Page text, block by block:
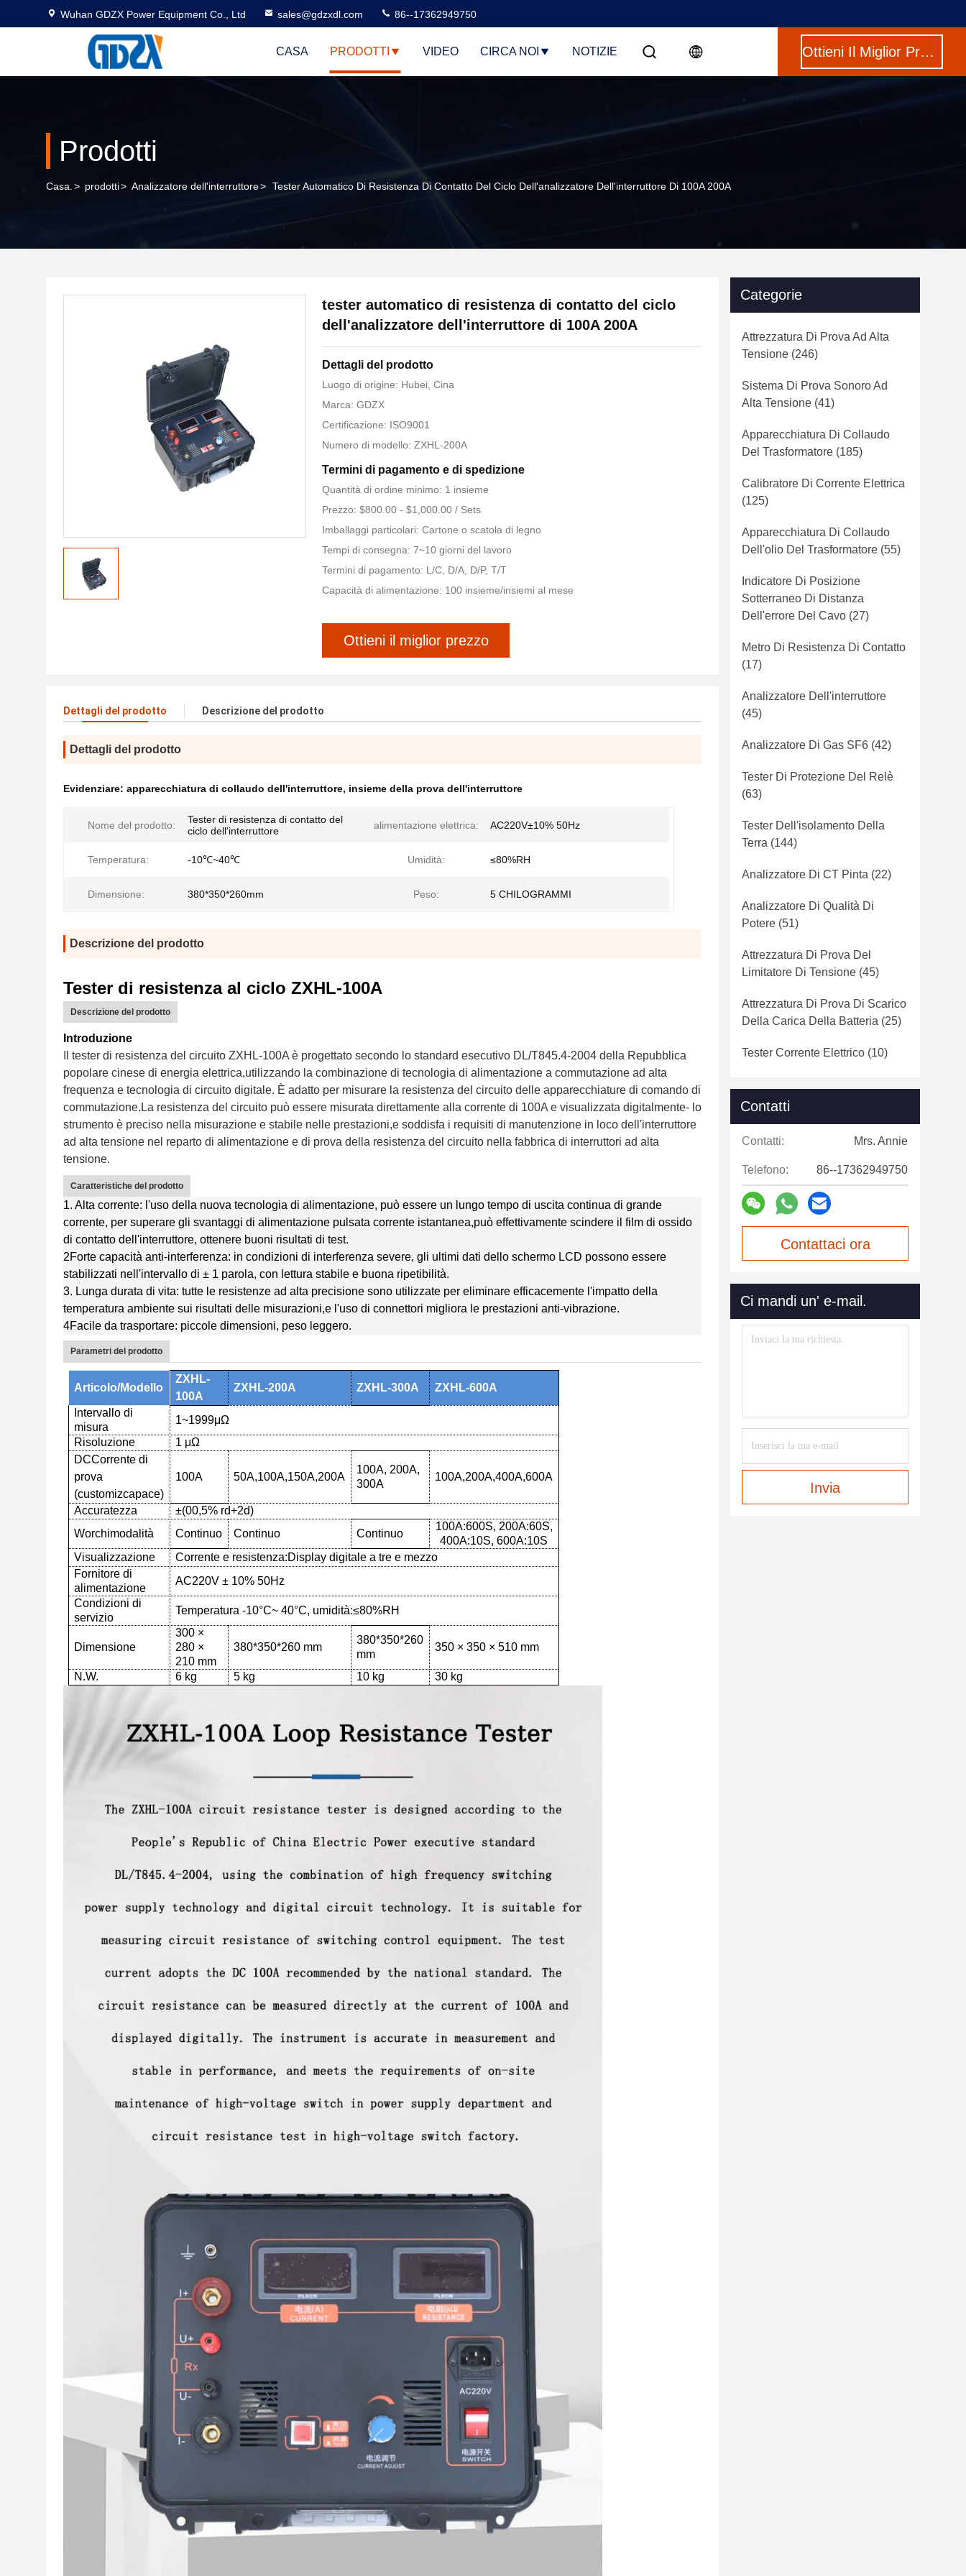
Wuhan GDZX Power Equipment Co., Ltd sales@gdzxdl.com 86--17362949750
CASA PRODOTTI VIDEO CIRCA NOI NOTIZIE Ottieni Il Miglior Prezzo
Prodotti
Casa. > prodotti> Analizzatore dell'interruttore> Tester Automatico Di Resistenza Di Contatto Del Ciclo Dell'analizzatore Dell'interruttore Di 100A 200A
tester automatico di resistenza di contatto del ciclo
dell'analizzatore dell'interruttore di 100A 200A
Dettagli del prodotto
Luogo di origine: Hubei, Cina
Marca: GDZX
Certificazione: ISO9001
Numero di modello: ZXHL-200A
Termini di pagamento e di spedizione
Quantità di ordine minimo: 1 insieme
Prezzo: $800.00 - $1,000.00 / Sets
Imballaggi particolari: Cartone o scatola di legno
Tempi di consegna: 7~10 giorni del lavoro
Termini di pagamento: L/C, D/A, D/P, T/T
Capacità di alimentazione: 100 insieme/insiemi al mese
Ottieni il miglior prezzo
Dettagli del prodotto Descrizione del prodotto
Dettagli del prodotto
Evidenziare: apparecchiatura di collaudo dell'interruttore, insieme della prova dell'interruttore
Nome del prodotto:
Tester di resistenza di contatto del
ciclo dell'interruttore
alimentazione elettrica: AC220V±10% 50Hz
Temperatura: -10℃~40℃ Umidità: ≤80%RH
Dimensione: 380*350*260mm Peso: 5 CHILOGRAMMI
Descrizione del prodotto
Tester di resistenza al ciclo ZXHL-100A
Descrizione del prodotto
Introduzione
Il tester di resistenza del circuito ZXHL-100A è progettato secondo lo standard esecutivo DL/T845.4-2004 della Repubblica
popolare cinese di energia elettrica,utilizzando la combinazione di tecnologia di alimentazione a commutazione ad alta
frequenza e tecnologia di circuito digitale. È adatto per misurare la resistenza del circuito delle apparecchiature di comando di
commutazione.La resistenza del circuito può essere misurata direttamente alla corrente di 100A e visualizzata digitalmente- lo
strumento è preciso nella misurazione e stabile nelle prestazioni,e soddisfa i requisiti di manutenzione in loco dell'interruttore
ad alta tensione nel reparto di alimentazione e di prova della resistenza del circuito nella fabbrica di interruttori ad alta
tensione.
Caratteristiche del prodotto
1. Alta corrente: l'uso della nuova tecnologia di alimentazione, può essere un lungo tempo di uscita continua di grande
corrente, per superare gli svantaggi di alimentazione pulsata corrente istantanea,può effettivamente scindere il film di ossido
di contatto dell'interruttore, ottenere buoni risultati di test.
2Forte capacità anti-interferenza: in condizioni di interferenza severe, gli ultimi dati dello schermo LCD possono essere
stabilizzati nell'intervallo di ± 1 parola, con lettura stabile e buona ripetibilità.
3. Lunga durata di vita: tutte le resistenze ad alta precisione sono utilizzate per eliminare efficacemente l'impatto della
temperatura ambiente sui risultati delle misurazioni,e l'uso di connettori migliora le prestazioni anti-vibrazione.
4Facile da trasportare: piccole dimensioni, peso leggero.
Parametri del prodotto
Articolo/Modello
ZXHL-
100A
ZXHL-200A ZXHL-300A ZXHL-600A
Intervallo di
misura
1~1999μΩ
Risoluzione
1 μΩ
DCCorrente di
prova
(customizcapace)
100A 50A,100A,150A,200A
100A, 200A,
300A
100A,200A,400A,600A
Accuratezza ±(00,5% rd+2d)
Worchimodalità Continuo Continuo Continuo
100A:600S, 200A:60S,
400A:10S, 600A:10S
Visualizzazione
Corrente e resistenza:Display digitale a tre e mezzo
Fornitore di
alimentazione
AC220V ± 10% 50Hz
Condizioni di
servizio
Temperatura -10°C~ 40°C, umidità:≤80%RH
Dimensione
300 ×
280 ×
210 mm
380*350*260 mm
380*350*260
mm
350 × 350 × 510 mm
N.W. 6 kg 5 kg 10 kg 30 kg
Categorie
Attrezzatura Di Prova Ad Alta
Tensione (246)
Sistema Di Prova Sonoro Ad
Alta Tensione (41)
Apparecchiatura Di Collaudo
Del Trasformatore (185)
Calibratore Di Corrente Elettrica
(125)
Apparecchiatura Di Collaudo
Dell'olio Del Trasformatore (55)
Indicatore Di Posizione
Sotterraneo Di Distanza
Dell'errore Del Cavo (27)
Metro Di Resistenza Di Contatto
(17)
Analizzatore Dell'interruttore
(45)
Analizzatore Di Gas SF6 (42)
Tester Di Protezione Del Relè
(63)
Tester Dell'isolamento Della
Terra (144)
Analizzatore Di CT Pinta (22)
Analizzatore Di Qualità Di
Potere (51)
Attrezzatura Di Prova Del
Limitatore Di Tensione (45)
Attrezzatura Di Prova Di Scarico
Della Carica Della Batteria (25)
Tester Corrente Elettrico (10)
Contatti
Contatti: Mrs. Annie
Telefono: 86--17362949750
Contattaci ora
Ci mandi un' e-mail.
Invia